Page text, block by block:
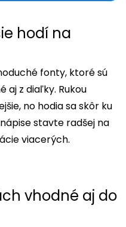
hodí na
fonty, ktoré sú
aj z diaľky. Rukou
no hodia sa skôr ku
stavte radšej na
viacerých.
vhodné aj do